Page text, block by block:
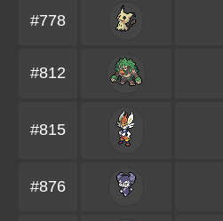
#778
#812
#815
#876